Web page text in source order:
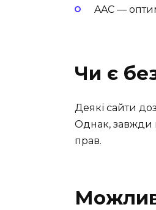
AAC —
Чи є
Деякі сайти
Однак, завжди
прав.